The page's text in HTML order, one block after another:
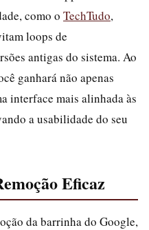
como o TechTudo,
loops de
antigas do sistema. Ao
ganhará não apenas
interface mais alinhada às
a usabilidade do seu
Eficaz
da barrinha do Google,